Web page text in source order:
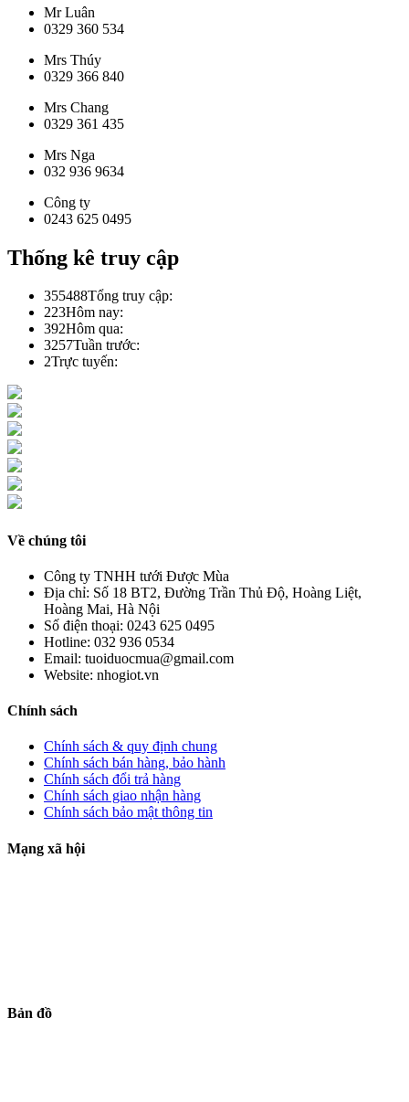
Mr Luân
0329 360 534
Mrs Thúy
0329 366 840
Mrs Chang
0329 361 435
Mrs Nga
032 936 9634
Công ty
0243 625 0495
Thống kê truy cập
355488Tổng truy cập:
223Hôm nay:
392Hôm qua:
3257Tuần trước:
2Trực tuyến:
Về chúng tôi
Công ty TNHH tưới Được Mùa
Địa chỉ: Số 18 BT2, Đường Trần Thủ Độ, Hoàng Liệt,
Hoàng Mai, Hà Nội
Số điện thoại: 0243 625 0495
Hotline: 032 936 0534
Email: tuoiduocmua@gmail.com
Website: nhogiot.vn
Chính sách
Chính sách & quy định chung
Chính sách bán hàng, bảo hành
Chính sách đổi trả hàng
Chính sách giao nhận hàng
Chính sách bảo mật thông tin
Mạng xã hội
Bản đồ